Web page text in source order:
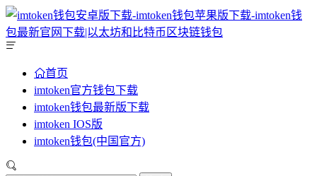
首页
imtoken官方钱包下载
imtoken钱包最新版下载
imtoken IOS版
imtoken钱包(中国官方)